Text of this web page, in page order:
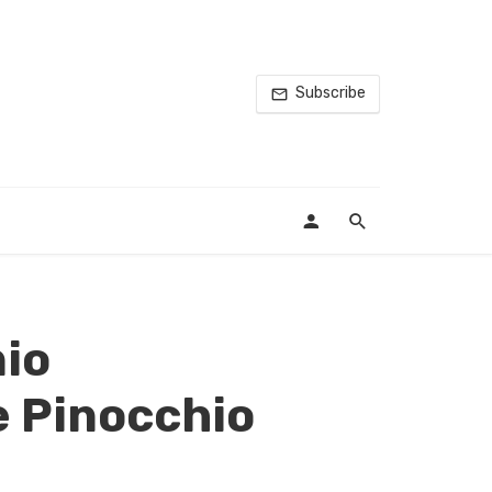
Subscribe
Pinocchio